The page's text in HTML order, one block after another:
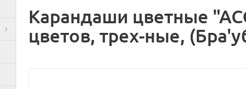
Карандаши цветные
цветов, трех-ные,